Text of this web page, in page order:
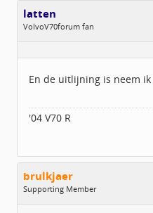
latten
VolvoV70forum fan
Leeftijd:
40
Geregistreerd:09 / 2015
En de uitlijning is neem
'04 V70 R
brulkjaer
Supporting Member
Geslacht: